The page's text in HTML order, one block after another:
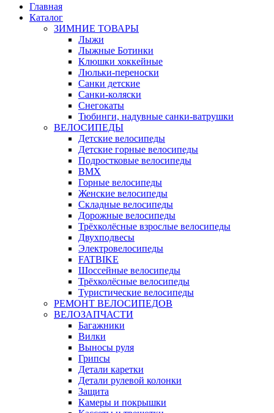
Главная
Каталог
ЗИМНИЕ ТОВАРЫ
Лыжи
Лыжные Ботинки
Клюшки хоккейные
Люльки-переноски
Санки детские
Санки-коляски
Снегокаты
Тюбинги, надувные санки-ватрушки
ВЕЛОСИПЕДЫ
Детские велосипеды
Детские горные велосипеды
Подростковые велосипеды
BMX
Горные велосипеды
Женские велосипеды
Складные велосипеды
Дорожные велосипеды
Трёхколёсные взрослые велосипеды
Двухподвесы
Электровелосипеды
FATBIKE
Шоссейные велосипеды
Трёхколёсные велосипеды
Туристические велосипеды
РЕМОНТ ВЕЛОСИПЕДОВ
ВЕЛОЗАПЧАСТИ
Багажники
Вилки
Выносы руля
Грипсы
Детали каретки
Детали рулевой колонки
Защита
Камеры и покрышки